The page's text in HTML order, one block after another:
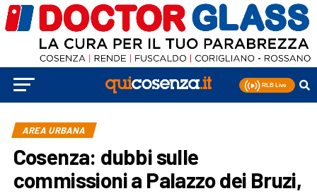
AREA URBANA
Cosenza: dubbi sulle
commissioni a Palazzo dei Bruzi,